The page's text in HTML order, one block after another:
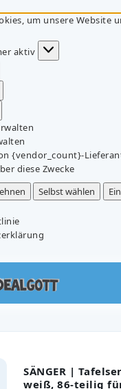
um unsere Website
aktiv
{vendor_count}-
diese Zwecke
Selbst wählen
SÄNGER |
weiß, 86-teilig